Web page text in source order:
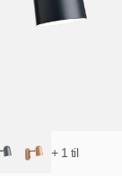
+ 1 til